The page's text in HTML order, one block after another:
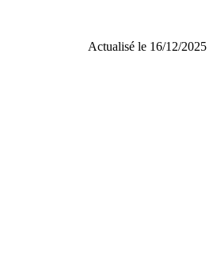
Actualisé le 16/12/2025